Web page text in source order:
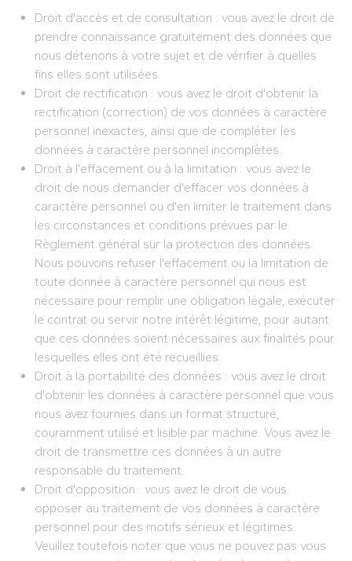
Droit d'accès et de consultation : vous avez le droit de
prendre connaissance gratuitement des données que
nous détenons à votre sujet et de vérifier à quelles
fins elles sont utilisées.
Droit de rectification : vous avez le droit d'obtenir la
rectification (correction) de vos données à caractère
personnel inexactes, ainsi que de compléter les
données à caractère personnel incomplètes.
Droit à l'effacement ou à la limitation : vous avez le
droit de nous demander d'effacer vos données à
caractère personnel ou d'en limiter le traitement dans
les circonstances et conditions prévues par le
Règlement général sur la protection des données.
Nous pouvons refuser l'effacement ou la limitation de
toute donnée à caractère personnel qui nous est
nécessaire pour remplir une obligation légale, exécuter
le contrat ou servir notre intérêt légitime, pour autant
que ces données soient nécessaires aux finalités pour
lesquelles elles ont été recueillies.
Droit à la portabilité des données : vous avez le droit
d'obtenir les données à caractère personnel que vous
nous avez fournies dans un format structuré,
couramment utilisé et lisible par machine. Vous avez le
droit de transmettre ces données à un autre
responsable du traitement.
Droit d'opposition : vous avez le droit de vous
opposer au traitement de vos données à caractère
personnel pour des motifs sérieux et légitimes.
Veuillez toutefois noter que vous ne pouvez pas vous